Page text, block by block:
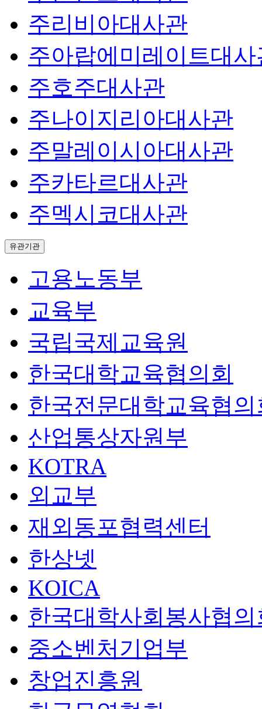
주리비아대사관
주아랍에미레이트대사
주호주대사관
주나이지리아대사관
주말레이시아대사관
주카타르대사관
주멕시코대사관
유관기관
고용노동부
교육부
국립국제교육원
한국대학교육협의회
한국전문대학교육협의
산업통상자원부
KOTRA
외교부
재외동포협력센터
한상넷
KOICA
한국대학사회봉사협의
중소벤처기업부
창업진흥원